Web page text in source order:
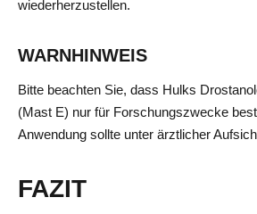
wiederherzustellen.
WARNHINWEIS
Bitte beachten Sie, dass Hulks
(Mast E) nur für Forschungszwecke
Anwendung sollte unter ärztlicher
FAZIT